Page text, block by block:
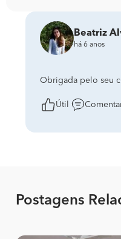
Beatriz
há 6 anos
Obrigada pelo seu
Útil
Postagens